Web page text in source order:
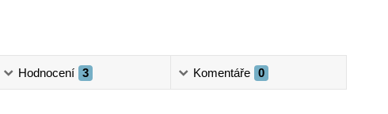
Hodnocení 3 Komentáře 0